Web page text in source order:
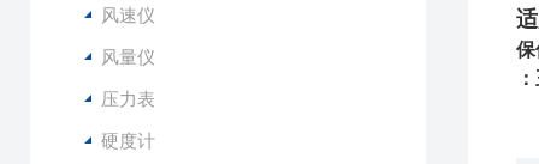
风速仪
风量仪
压力表
硬度计
保